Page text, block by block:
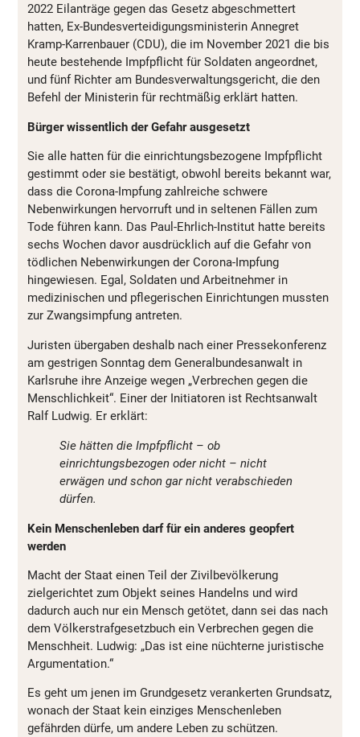
2022 Eilanträge gegen das Gesetz abgeschmettert
hatten, Ex-Bundesverteidigungsministerin Annegret
Kramp-Karrenbauer (CDU), die im November 2021 die bis
heute bestehende Impfpflicht für Soldaten angeordnet,
und fünf Richter am Bundesverwaltungsgericht, die den
Befehl der Ministerin für rechtmäßig erklärt hatten.
Bürger wissentlich der Gefahr ausgesetzt
Sie alle hatten für die einrichtungsbezogene Impfpflicht
gestimmt oder sie bestätigt, obwohl bereits bekannt war,
dass die Corona-Impfung zahlreiche schwere
Nebenwirkungen hervorruft und in seltenen Fällen zum
Tode führen kann. Das Paul-Ehrlich-Institut hatte bereits
sechs Wochen davor ausdrücklich auf die Gefahr von
tödlichen Nebenwirkungen der Corona-Impfung
hingewiesen. Egal, Soldaten und Arbeitnehmer in
medizinischen und pflegerischen Einrichtungen mussten
zur Zwangsimpfung antreten.
Juristen übergaben deshalb nach einer Pressekonferenz
am gestrigen Sonntag dem Generalbundesanwalt in
Karlsruhe ihre Anzeige wegen „Verbrechen gegen die
Menschlichkeit“. Einer der Initiatoren ist Rechtsanwalt
Ralf Ludwig. Er erklärt:
Sie hätten die Impfpflicht – ob
einrichtungsbezogen oder nicht – nicht
erwägen und schon gar nicht verabschieden
dürfen.
Kein Menschenleben darf für ein anderes geopfert
werden
Macht der Staat einen Teil der Zivilbevölkerung
zielgerichtet zum Objekt seines Handelns und wird
dadurch auch nur ein Mensch getötet, dann sei das nach
dem Völkerstrafgesetzbuch ein Verbrechen gegen die
Menschheit. Ludwig: „Das ist eine nüchterne juristische
Argumentation.“
Es geht um jenen im Grundgesetz verankerten Grundsatz,
wonach der Staat kein einziges Menschenleben
gefährden dürfe, um andere Leben zu schützen.